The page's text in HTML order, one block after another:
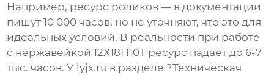
Например, ресурс роликов — в документации
пишут 10 000 часов, но не уточняют, что это для
идеальных условий. В реальности при работе
с нержавейкой 12Х18Н10Т ресурс падает до 6-7
тыс. часов. У lyjx.ru в разделе ?Техническая